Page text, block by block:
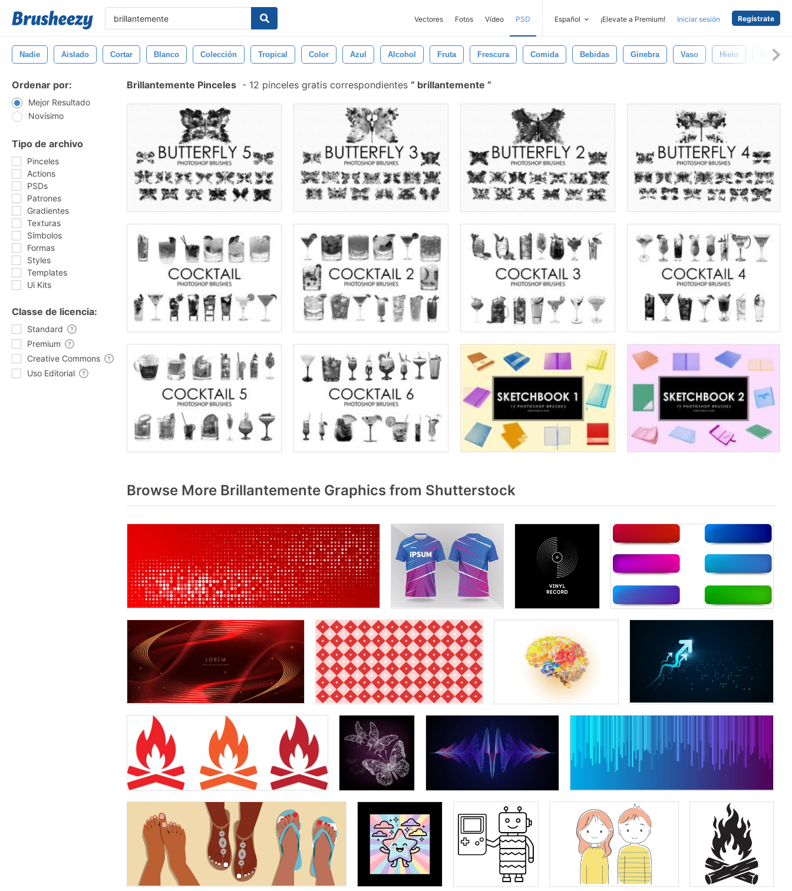
Vectores Fotos Vídeo PSD Español ¡Elevate a Premium! Iniciar sesión Regístrate
Nadie Aislado Cortar Blanco Colección Tropical Color Azul Alcohol Fruta Frescura Comida Bebidas Ginebra Vaso Hielo Difícil
Ordenar por:
Mejor Resultado
Novísimo
Tipo de archivo
Pinceles
Actions
PSDs
Patrones
Gradientes
Texturas
Símbolos
Formas
Styles
Templates
Ui Kits
Classe de licencia:
Standard
Premium
Creative Commons
Uso Editorial
Brillantemente Pinceles - 12 pinceles gratis correspondientes brillantemente
Browse More Brillantemente Graphics from Shutterstock